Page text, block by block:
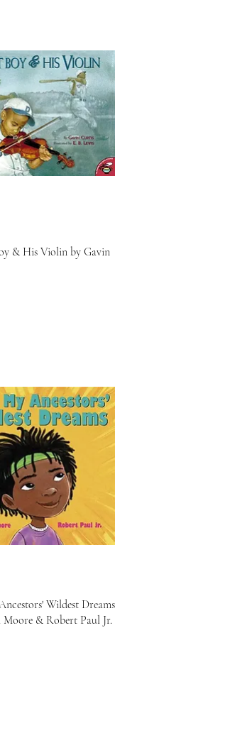
त्वरित दृश्य
& His Violin by Gavin
त्वरित दृश्यWildest Dreams
Moore & Robert Paul Jr.